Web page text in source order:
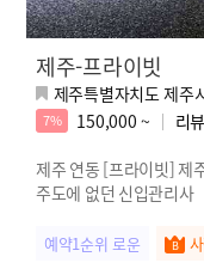
제주-프라이빗
제주특별자치도 제주
7% 150,000 ~ 리뷰
제주 연동 [프라이빗] 제
주도에 없던 신입관리사
예약1순위 로운